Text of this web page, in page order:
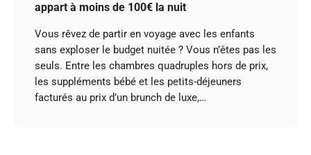
appart à moins de 100€ la nuit
Vous rêvez de partir en voyage avec les enfants
sans exploser le budget nuitée ? Vous n’êtes pas les
seuls. Entre les chambres quadruples hors de prix,
les suppléments bébé et les petits-déjeuners
facturés au prix d’un brunch de luxe,…